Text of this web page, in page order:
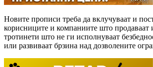
Новите прописи треба да вклучуваат и
корисниците и компаниите што продаваат
тротинети што не ги исполнуваат
или развиваат брзина над дозволените